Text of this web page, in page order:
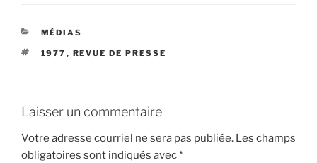
CATÉGORIES
MÉDIAS
ÉTIQUETTES
1977 , REVUE DE PRESSE
Laisser un commentaire
Votre adresse courriel ne sera pas publiée. Les champs
obligatoires sont indiqués avec*